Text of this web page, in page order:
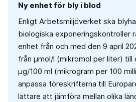
Ny enhet för bly i blod
Enligt Arbetsmiljöverket ska
biologiska exponeringskontroller
enhet från och med den 9 april
från µmol/l (mikromol per liter) till
µg/100 ml (mikrogram per 100
anpassa föreskrifterna till
lättare att jämföra mellan olika